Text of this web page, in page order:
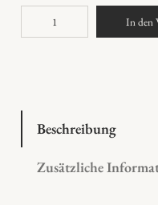
a
a
In den
Beschreibung
Zusätzliche